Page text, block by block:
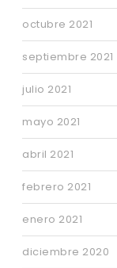
octubre 2021
septiembre 2021
julio 2021
mayo 2021
abril 2021
febrero 2021
enero 2021
diciembre 2020